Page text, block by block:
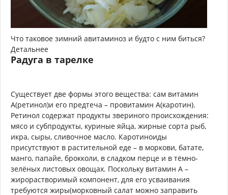
Что таковое зимний авитаминоз и будто с ним биться?
Детальнее
Радуга в тарелке
Существует две формы этого вещест­ва: сам витамин
А(ретинол)и его предтеча – провитамин А(каротин).
Ретинол содержат продукты звериного происхождения:
мясо и субпродукты, куриные яйца, жирные сорта рыб,
икра, сыры, сливочное масло. Каротиноиды
присутствуют в растительной еде – в моркови, батате,
манго, папайе, брокколи, в сладком перце и в тёмно-
зелёных листовых овощах. Поскольку витамин А –
жирораст­воримый компонент, для его усваивания
требуются жиры(морковный салат можно заправить